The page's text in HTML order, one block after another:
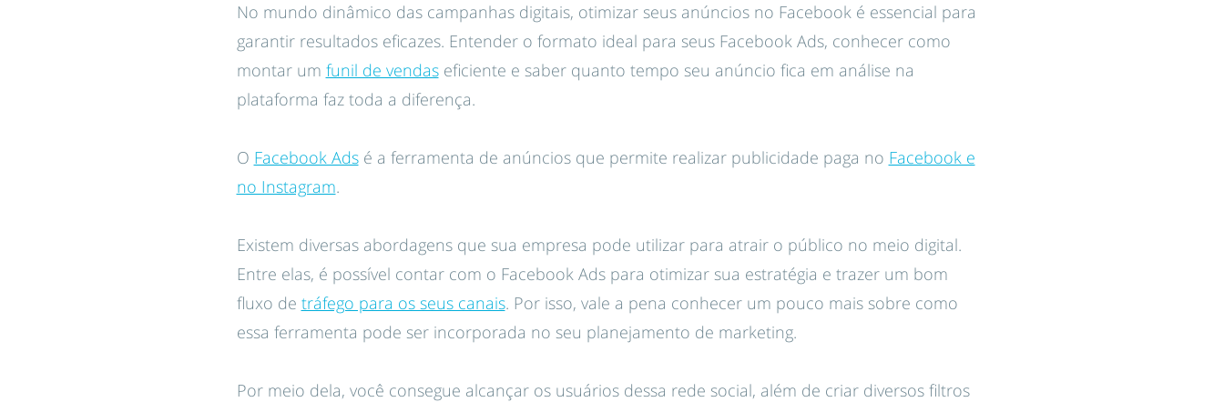
No mundo dinâmico das campanhas digitais, otimizar seus anúncios no Facebook é essencial para
garantir resultados eficazes. Entender o formato ideal para seus Facebook Ads, conhecer como
montar um funil de vendaseficiente e saber quanto tempo seu anúncio fica em análise na
plataforma faz toda a diferença.
O Facebook Adsé a ferramenta de anúncios que permite realizar publicidade paga no Facebook e
no Instagram.
Existem diversas abordagens que sua empresa pode utilizar para atrair o público no meio digital.
Entre elas, é possível contar com o Facebook Ads para otimizar sua estratégia e trazer um bom
fluxo de tráfego para os seus canais. Por isso, vale a pena conhecer um pouco mais sobre como
essa ferramenta pode ser incorporada no seu planejamento de marketing.
Por meio dela, você consegue alcançar os usuários dessa rede social, além de criar diversos filtros